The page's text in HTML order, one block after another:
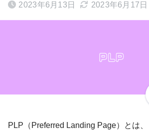
2023年6月13日 2023年6月17日
PLP（Preferred Landing Page）とは